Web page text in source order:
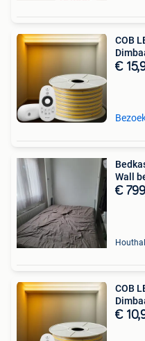
COB
€
Wall
€
COB
€